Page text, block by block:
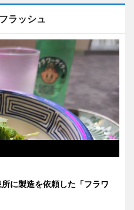
ラッシュ
に製造を依頼した「フラワ